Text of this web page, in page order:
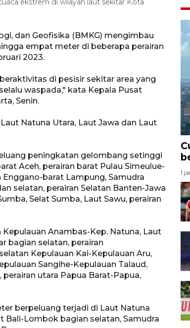
ekstrem di wilayah laut sekitar Kota
dan Geofisika (BMKG) mengimbau
empat meter di beberapa perairan
2023.
di pesisir sekitar area yang
waspada," kata Kepala Pusat
Senin.
Natuna Utara, Laut Jawa dan Laut
peningkatan gelombang setinggi
Aceh, perairan barat Pulau Simeulue-
Enggano-barat Lampung, Samudra
selatan, perairan Selatan Banten-Jawa
Selat Sumba, Laut Sawu, perairan
Anambas-Kep. Natuna, Laut
bagian selatan, perairan
Kepulauan Kai-Kepulauan Aru,
Sangihe-Kepulauan Talaud,
utara Papua Barat-Papua,
berpeluang terjadi di Laut Natuna
Bali-Lombok bagian selatan, Samudra
1